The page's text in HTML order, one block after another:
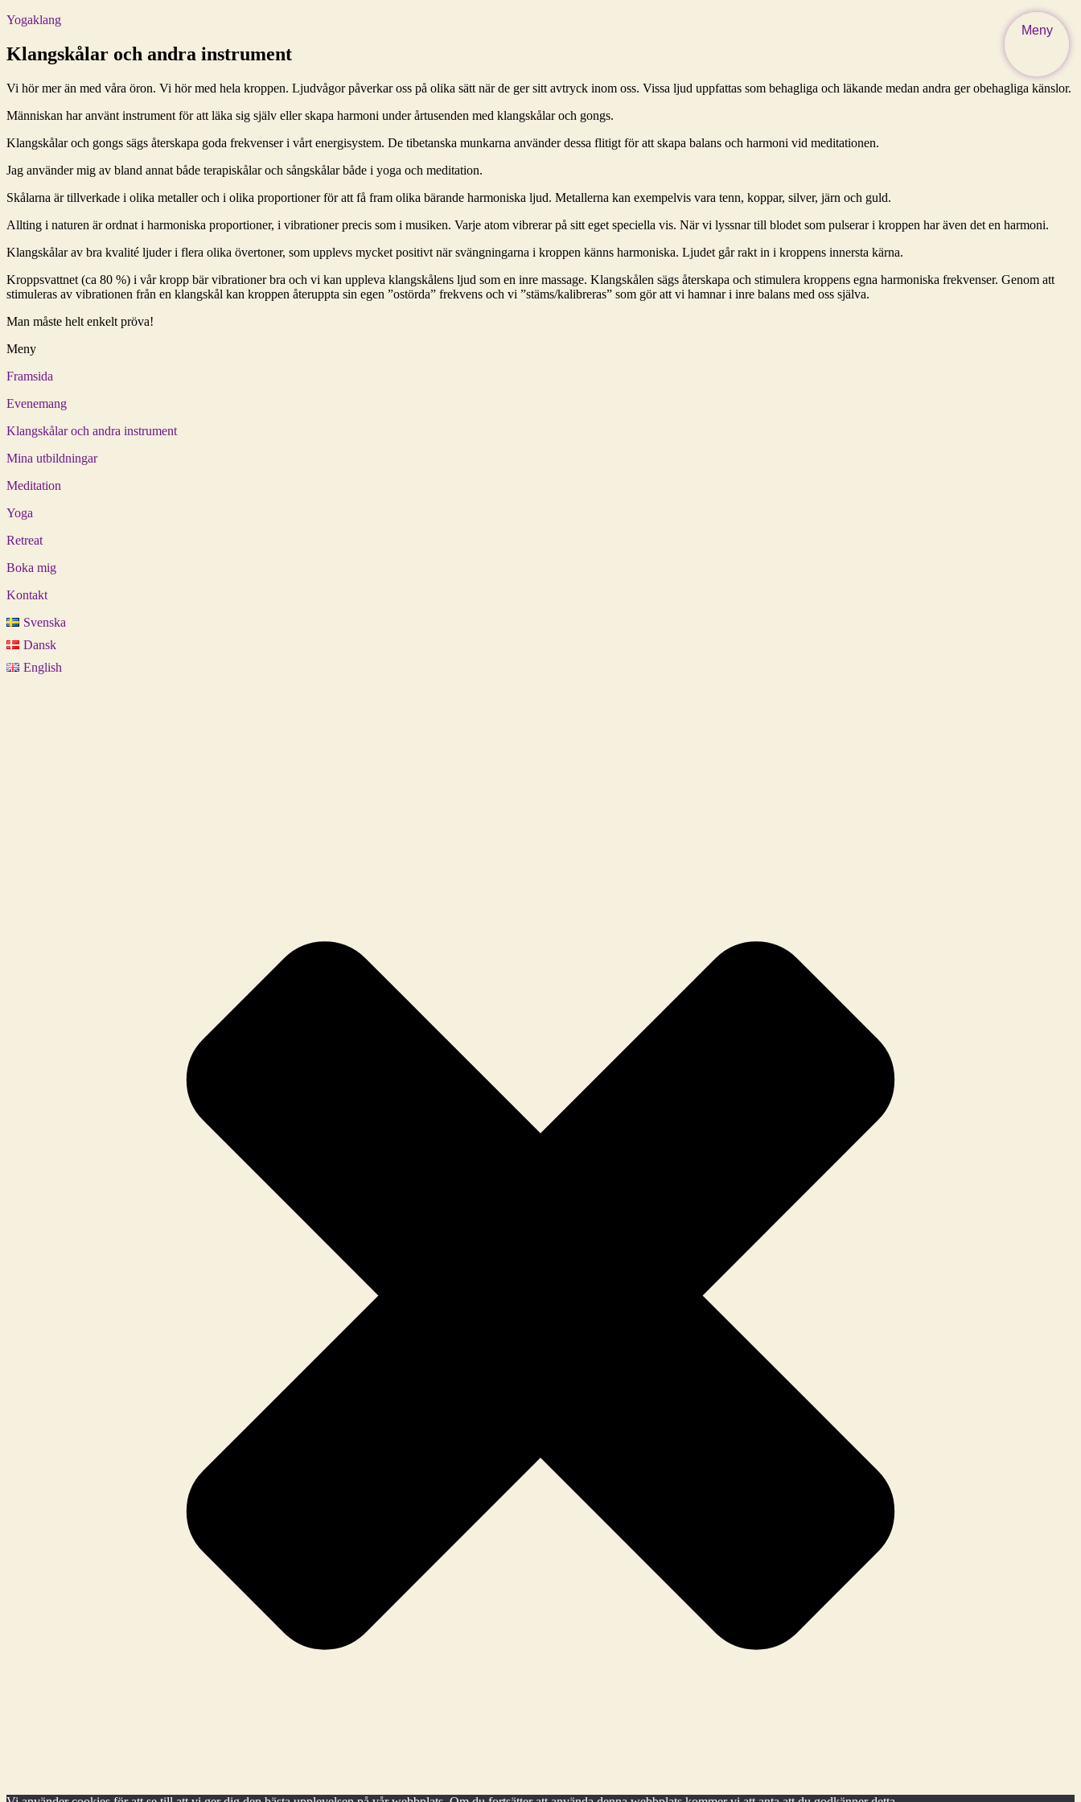
Yogaklang
Klangskålar och andra instrument
Vi hör mer än med våra öron. Vi hör med hela kroppen. Ljudvågor påverkar oss på olika sätt när de ger sitt avtryck inom oss. Vissa ljud uppfattas som behagliga och läkande medan andra ger obehagliga känslor.
Människan har använt instrument för att läka sig själv eller skapa harmoni under årtusenden med klangskålar och gongs.
Klangskålar och gongs sägs återskapa goda frekvenser i vårt energisystem. De tibetanska munkarna använder dessa flitigt för att skapa balans och harmoni vid meditationen.
Jag använder mig av bland annat både terapiskålar och sångskålar både i yoga och meditation.
Skålarna är tillverkade i olika metaller och i olika proportioner för att få fram olika bärande harmoniska ljud. Metallerna kan exempelvis vara tenn, koppar, silver, järn och guld.
Allting i naturen är ordnat i harmoniska proportioner, i vibrationer precis som i musiken. Varje atom vibrerar på sitt eget speciella vis. När vi lyssnar till blodet som pulserar i kroppen har även det en harmoni.
Klangskålar av bra kvalité ljuder i flera olika övertoner, som upplevs mycket positivt när svängningarna i kroppen känns harmoniska. Ljudet går rakt in i kroppens innersta kärna.
Kroppsvattnet (ca 80 %) i vår kropp bär vibrationer bra och vi kan uppleva klangskålens ljud som en inre massage. Klangskålen sägs återskapa och stimulera kroppens egna harmoniska frekvenser. Genom att
stimuleras av vibrationen från en klangskål kan kroppen återuppta sin egen ”ostörda” frekvens och vi ”stäms/kalibreras” som gör att vi hamnar i inre balans med oss själva.
Man måste helt enkelt pröva!
Meny
Meny
Framsida
Evenemang
Klangskålar och andra instrument
Mina utbildningar
Meditation
Yoga
Retreat
Boka mig
Kontakt
Svenska
Dansk
English